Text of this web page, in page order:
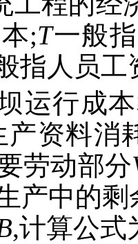
;T一般
指人员工
运行成
产资料消
劳动部分
产中的
,计算公式